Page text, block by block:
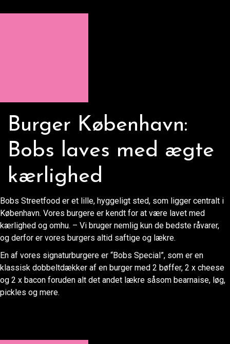
Burger København:
Bobs laves med ægte
kærlighed
Bobs Streetfood er et lille, hyggeligt sted, som ligger centralt i
København. Vores burgere er kendt for at være lavet med
kærlighed og omhu. – Vi bruger nemlig kun de bedste råvarer,
og derfor er vores burgers altid saftige og lækre.
En af vores signaturburgere er “Bobs Special”, som er en
klassisk dobbeltdækker af en burger med 2 bøffer, 2 x cheese
og 2 x bacon foruden alt det andet lækre såsom bearnaise, løg,
pickles og mere.